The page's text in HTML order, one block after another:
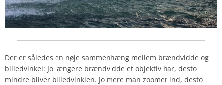
Der er således en nøje sammenhæng mellem brændvidde og
billedvinkel: Jo længere brændvidde et objektiv har, desto
mindre bliver billedvinklen. Jo mere man zoomer ind, desto